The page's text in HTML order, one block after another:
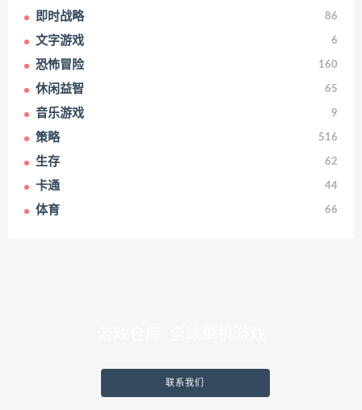
即时战略 86
文字游戏 6
恐怖冒险 160
休闲益智 65
音乐游戏 9
策略 516
生存 62
卡通 44
体育 66
联系我们